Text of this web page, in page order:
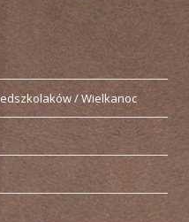
/ Wielkanoc